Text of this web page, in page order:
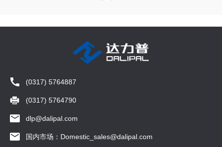
(0317) 5764887
(0317) 5764790
dlp@dalipal.com
国内市场：Domestic_sales@dalipal.com